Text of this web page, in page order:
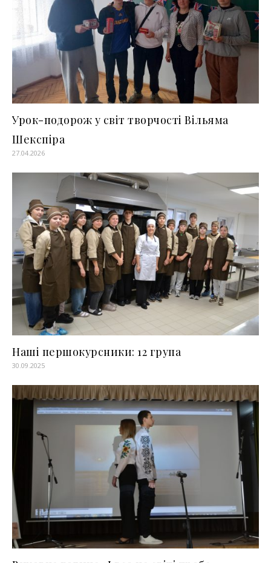
Урок-подорож у світ творчості Вільяма
Шекспіра
27.04.2026
Наші першокурсники: 12 група
30.09.2025